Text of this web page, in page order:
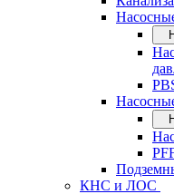
КНС и ЛОС